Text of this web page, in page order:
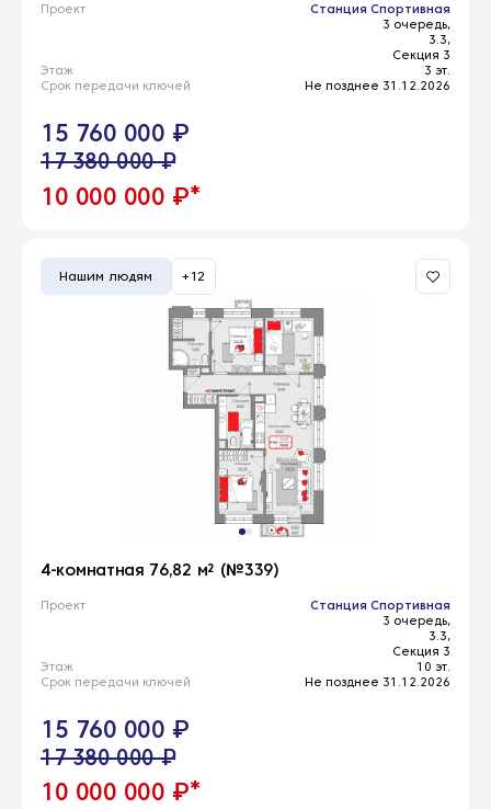
Проект
Станция Спортивная
3 очередь,
3.3,
Секция 3
Этаж
3 эт.
Срок передачи ключей
Не позднее 31.12.2026
15 760 000 ₽
17 380 000 ₽
10 000 000 ₽*
Нашим людям +12
4-комнатная 76,82 м² (№339)
Проект
Станция Спортивная
3 очередь,
3.3,
Секция 3
Этаж
10 эт.
Срок передачи ключей
Не позднее 31.12.2026
15 760 000 ₽
17 380 000 ₽
10 000 000 ₽*